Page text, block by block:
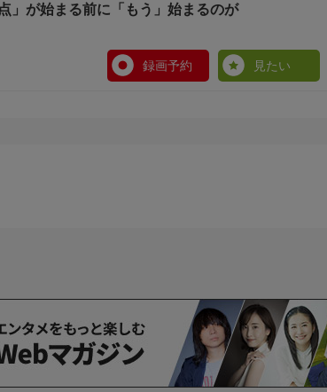
」が始まる前に「もう」始まるのが
録画予約 見たい